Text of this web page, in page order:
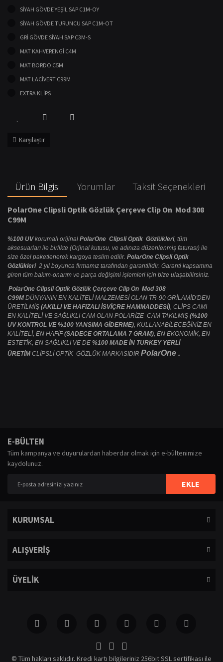
SİYAH GÖVDE YEŞİL SAP C1M-OY
SİYAH GÖVDE TURUNCU SAP C1M-OT
GRİ GÖVDE SİYAH SAP C3M-S
MAT KAHVERENGİ C4M
MAT BORDO C5M
MAT LACİVERT C99M
EXTRA KLİPS
Karşılaştır
Ürün Bilgisi Yorumlar Taksit Seçenekleri
PolarOne Clipsli Optik Gözlük Çerçeve Clip On Mod 308
C99M
%100 UVkorumalı orijinal PolarOne Clipsli Optik Gözlükleri, tüm
aksesuarları ile birlikte (Orjinal kutusu, ve adınıza düzenlenmiş faturası) ile
size özel paketlenerek kargoya teslim edilir. PolarOne Clipsli Optik
Gözlükleri 2 yıl boyunca firmamız tarafından garantilidir. Garanti kapsamına
giren tüm bakım-onarım ve parça değişimi işlemleri için bize ulaşabilirsiniz.
PolarOne Clipsli Optik Gözlük Çerçeve Clip On Mod 308
C99M DÜNYANIN EN KALİTELİ MALZEMESİ OLAN TR-90 GRİLAMİD'DEN
ÜRETİLMİŞ (AKILLI VE HAFIZALI İSVİÇRE HAMMADDESİ), CLİPS CAMI
EN KALİTELİ VE SAĞLIKLI CAM OLAN POLARİZE CAM TAKILMIŞ (%100
UV KONTROL VE %100 YANSIMA GİDERME), KULLANABİLECEĞİNİZ EN
KALİTELİ, EN HAFİF(SADECE ORTALAMA 7 GRAM), EN EKONOMİK, EN
ESTETİK, EN SAĞLIKLI VE DE %100 MADE İN TURKEY YERLİ
ÜRETİM CLİPSLİ OPTİK GÖZLÜK MARKASIDIR PolarOne .
iletebilirsiniz.
Görüş ve önerileriniz için teşekkür ederiz.
Ürün fiyatı diğer sitelerden daha pahalı.
E-BÜLTEN
Tüm kampanya ve duyurulardan haberdar olmak için e-bültenimize
kaydolunuz.
EKLE
KURUMSAL
ALIŞVERİŞ
ÜYELİK
© Tüm hakları saklıdır. Kredi kartı bilgileriniz 256bit SSL sertifikası ile